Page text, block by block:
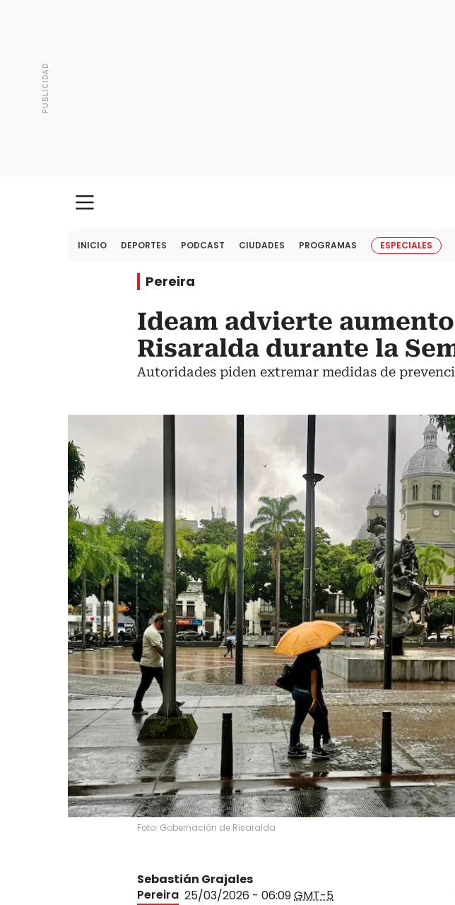
INICIO DEPORTES PODCAST CIUDADES PROGRAMAS ESPECIALES
Pereira
Ideam advierte
Risaralda durante la
Autoridades piden extremar medidas de
Foto: Gobernación de Risaralda
Sebastián Grajales
Pereira 25/03/2026 - 06:09GMT-5